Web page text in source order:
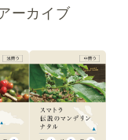
ーカイブ